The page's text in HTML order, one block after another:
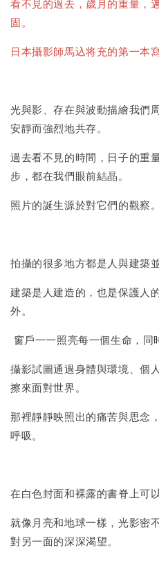
固。
日本攝影師馬込将充的第一本寫
光與影、存在與波動描繪我們
安靜而強烈地共存。
過去看不見的時間，日子的重
步，都在我們眼前結晶。
照片的誕生源於對它們的觀察。
拍攝的很多地方都是人與建築
建築是人建造的，也是保護人
外。
窗戶一一照亮每一個生命，同
攝影試圖通過身體與環境、個
擦來面對世界。
那裡靜靜映照出的痛苦與思念
呼吸。
在白色封面和裸露的書脊上可
就像月亮和地球一樣，光影密
對另一面的深深渴望。